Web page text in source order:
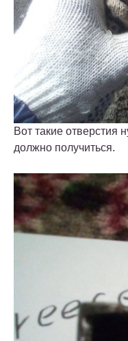
Вот такие отверстия
должно получиться.